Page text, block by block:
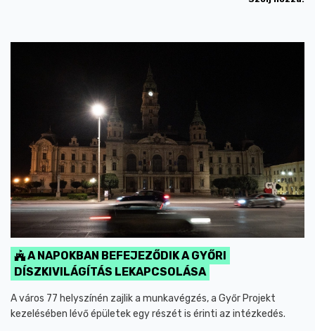
A NAPOKBAN BEFEJEZŐDIK A GYŐRI
DÍSZKIVILÁGÍTÁS LEKAPCSOLÁSA
A város 77 helyszínén zajlik a munkavégzés, a Győr Projekt
kezelésében lévő épületek egy részét is érinti az intézkedés.